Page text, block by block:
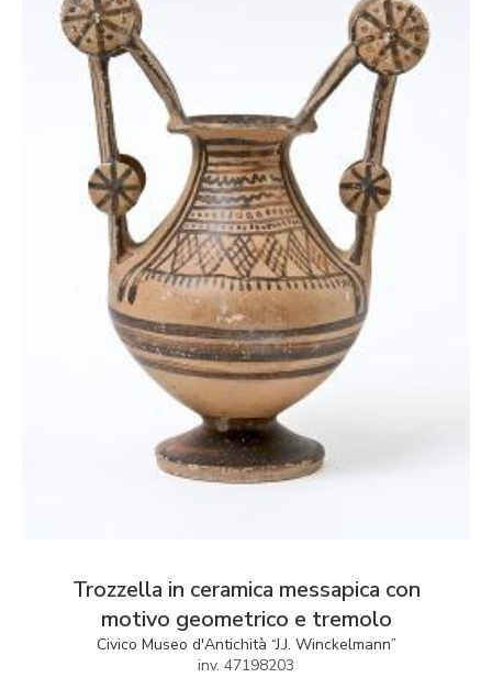
Trozzella in ceramica messapica con
motivo geometrico e tremolo
Civico Museo d'Antichità “J.J. Winckelmann”
inv. 47198203